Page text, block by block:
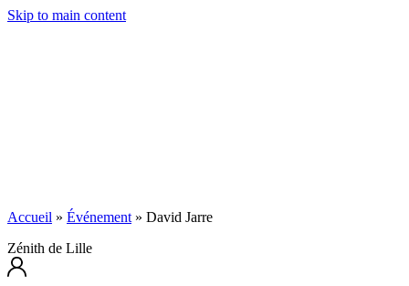
Skip to main content
Accueil » Événement » David Jarre
Zénith de Lille